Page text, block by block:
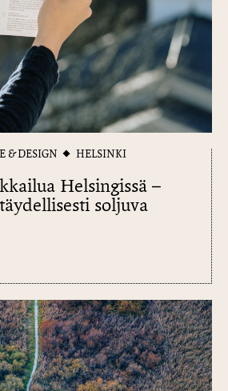
& DESIGN HELSINKI
Helsingissä –
soljuva